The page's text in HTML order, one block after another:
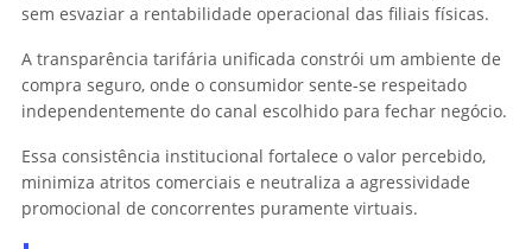
sem esvaziar a rentabilidade operacional das filiais físicas.
A transparência tarifária unificada constrói um ambiente de
compra seguro, onde o consumidor sente-se respeitado
independentemente do canal escolhido para fechar negócio.
Essa consistência institucional fortalece o valor percebido,
minimiza atritos comerciais e neutraliza a agressividade
promocional de concorrentes puramente virtuais.